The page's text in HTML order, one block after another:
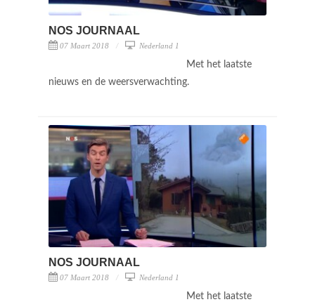
NOS JOURNAAL
07 Maart 2018 Nederland 1
Met het laatste
nieuws en de weersverwachting.
NOS JOURNAAL
07 Maart 2018 Nederland 1
Met het laatste